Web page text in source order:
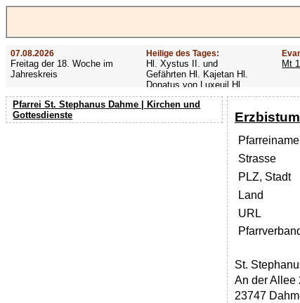
07.08.2026
Freitag der 18. Woche im
Jahreskreis
Heilige des Tages:
Hl. Xystus II. und
Gefährten Hl. Kajetan Hl.
Donatus von Luxeuil Hl.
Afra
Mt
Pfarrei St. Stephanus Dahme | Kirchen und
Gottesdienste
Pfarreiname
Strasse
PLZ, Stadt
Land
URL
St.
An der Allee
23747